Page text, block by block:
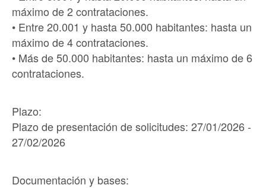
máximo de 2 contrataciones.
• Entre 20.001 y hasta 50.000 habitantes: hasta un
máximo de 4 contrataciones.
• Más de 50.000 habitantes: hasta un máximo de 6
contrataciones.
Plazo:
Plazo de presentación de solicitudes: 27/01/2026 -
27/02/2026
Documentación y bases: